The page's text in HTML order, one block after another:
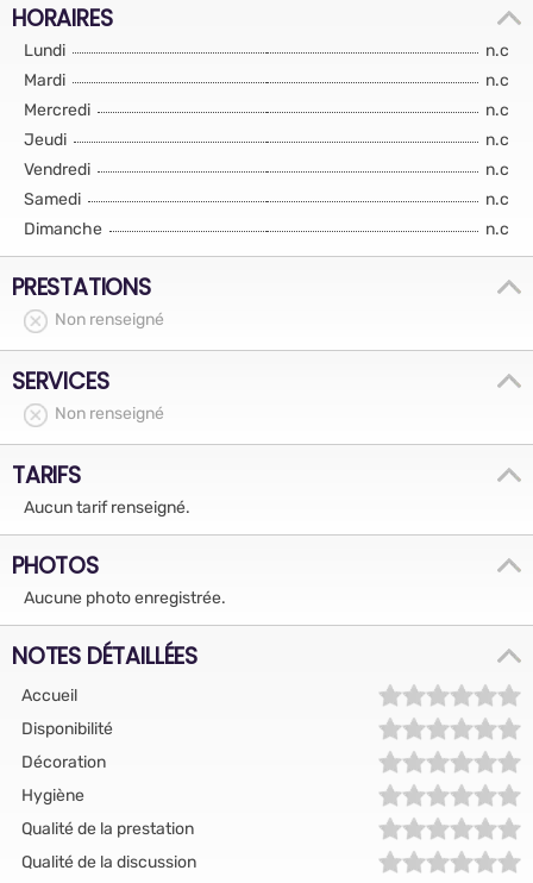
HORAIRES
Lundi
n.c
Mardi
n.c
Mercredi
n.c
Jeudi
n.c
Vendredi
n.c
Samedi
n.c
Dimanche
n.c
PRESTATIONS
Non renseigné
SERVICES
Non renseigné
TARIFS
Aucun tarif renseigné.
PHOTOS
Aucune photo enregistrée.
NOTES DÉTAILLÉES
Accueil
Disponibilité
Décoration
Hygiène
Qualité de la prestation
Qualité de la discussion